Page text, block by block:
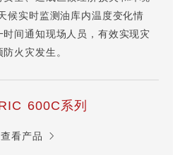
候实时监测油库内温度变化情
间通知现场人员，有效实现灾
火灾发生。
600C系列
查看产品